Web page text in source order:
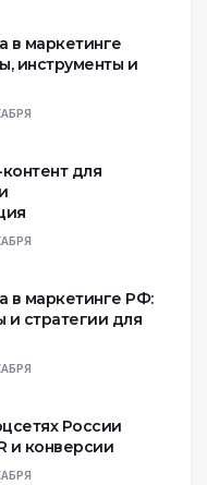
в маркетинге
инструменты и
для
в маркетинге РФ:
и стратегии для
России
и конверсии